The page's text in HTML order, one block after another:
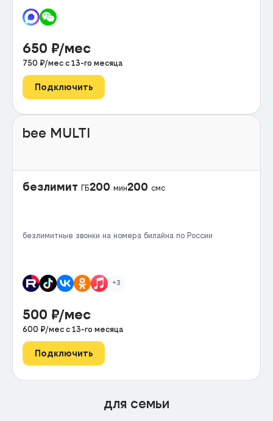
650 ₽/мес
750 ₽/мес с 13-го месяца
Подключить
bee MULTI
безлимит ГБ200 мин200 смс
безлимитные звонки на номера билайна по России
+3
500 ₽/мес
600 ₽/мес с 13-го месяца
Подключить
для семьи